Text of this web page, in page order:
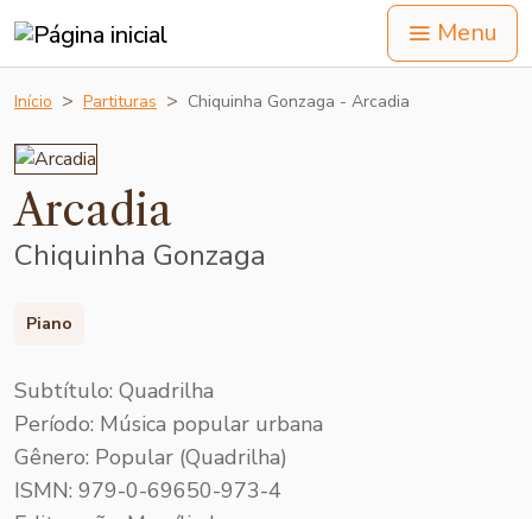
Menu
Início Partituras Chiquinha Gonzaga - Arcadia
Arcadia
Chiquinha Gonzaga
Piano
Subtítulo: Quadrilha
Período: Música popular urbana
Gênero: Popular (Quadrilha)
ISMN: 979-0-69650-973-4